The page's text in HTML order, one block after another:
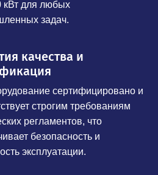
кВт для любых
задач.
качества и
сертифицировано и
строгим требованиям
регламентов, что
безопасность и
эксплуатации.